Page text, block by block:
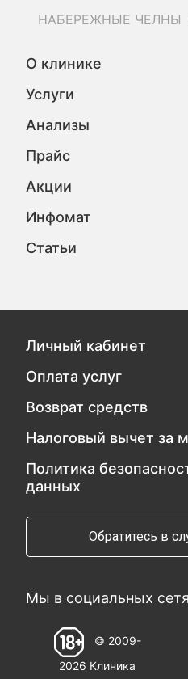
НАБЕРЕЖНЫЕ ЧЕЛНЫ
О клинике
Услуги
Анализы
Прайс
Акции
Инфомат
Статьи
Личный кабинет
Оплата услуг
Возврат средств
Налоговый вычет за
Политика
данных
Обратитесь в
Мы в социальных
© 2009-
2026 Клиника